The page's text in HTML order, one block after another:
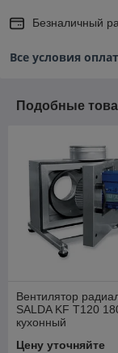
Безналичный
Все условия
Подобные
Вентилятор
SALDA KF T120
кухонный
Цену уточняйте